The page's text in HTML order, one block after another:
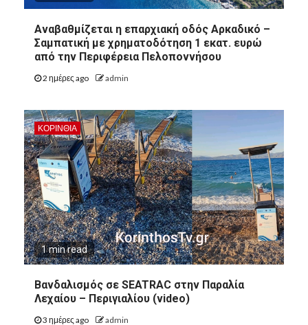
Αναβαθμίζεται η επαρχιακή οδός Αρκαδικό –
Σαμπατική με χρηματοδότηση 1 εκατ. ευρώ
από την Περιφέρεια Πελοποννήσου
2 ημέρες ago admin
ΚΟΡΙΝΘΊΑ
1 min read
Βανδαλισμός σε SEATRAC στην Παραλία
Λεχαίου – Περιγιαλίου (video)
3 ημέρες ago admin
ΠΕΡΙΦΈΡΕΙΑ ΠΕΛΟΠΟΝΝΉΣΟΥ
ΠΟΛΙΤΙΣΜΌΣ